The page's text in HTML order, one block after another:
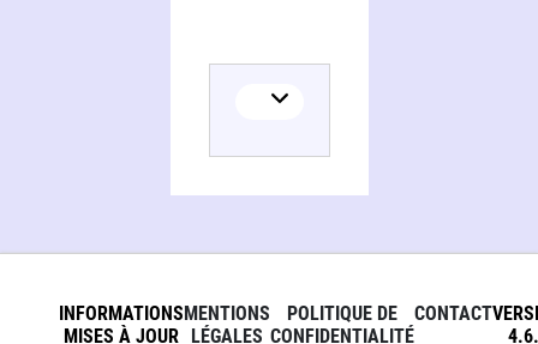
INFORMATIONS
MISES À JOUR
MENTIONS
LÉGALES
POLITIQUE DE
CONFIDENTIALITÉ
CONTACT